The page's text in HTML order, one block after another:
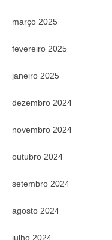
março 2025
fevereiro 2025
janeiro 2025
dezembro 2024
novembro 2024
outubro 2024
setembro 2024
agosto 2024
julho 2024